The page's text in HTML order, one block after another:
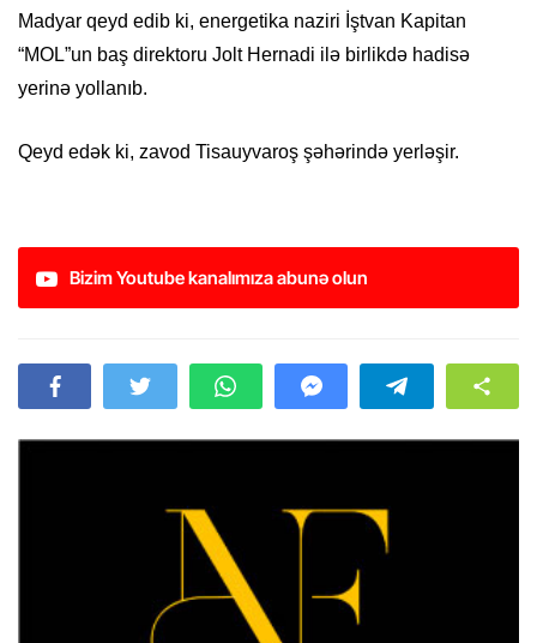
Madyar qeyd edib ki, energetika naziri İştvan Kapitan
“MOL”un baş direktoru Jolt Hernadi ilə birlikdə hadisə
yerinə yollanıb.
Qeyd edək ki, zavod Tisauyvaroş şəhərində yerləşir.
Bizim Youtube kanalımıza abunə olun